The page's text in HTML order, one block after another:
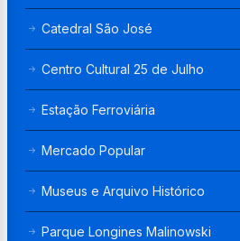
Catedral São José
Centro Cultural 25 de Julho
Estação Ferroviária
Mercado Popular
Museus e Arquivo Histórico
Parque Longines Malinowski